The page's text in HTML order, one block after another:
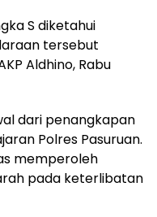
S diketahui
tersebut
Aldhino, Rabu
dari penangkapan
Polres Pasuruan.
memperoleh
pada keterlibatan